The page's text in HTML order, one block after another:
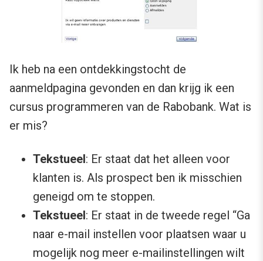
Ik heb na een ontdekkingstocht de
aanmeldpagina gevonden en dan krijg ik een
cursus programmeren van de Rabobank. Wat is
er mis?
Tekstueel: Er staat dat het alleen voor
klanten is. Als prospect ben ik misschien
geneigd om te stoppen.
Tekstueel: Er staat in de tweede regel “Ga
naar e-mail instellen voor plaatsen waar u
mogelijk nog meer e-mailinstellingen wilt